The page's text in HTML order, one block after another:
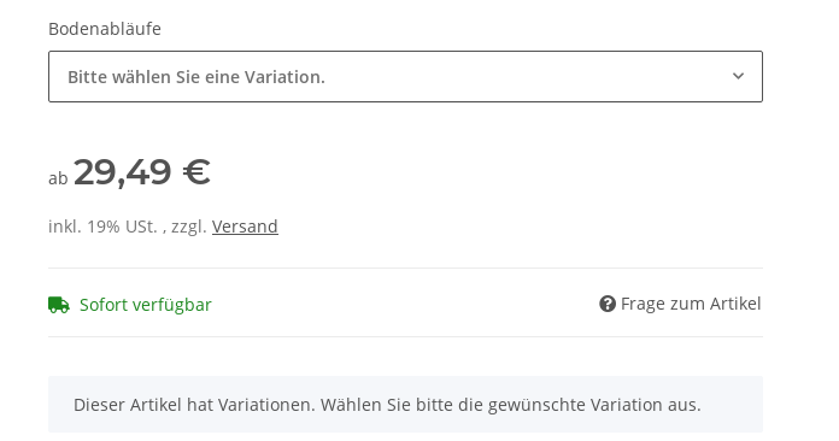
Bodenabläufe
Bitte wählen Sie eine Variation.
ab 29,49 €
inkl. 19% USt. , zzgl. Versand
Sofort verfügbar Frage zum Artikel
x
Dieser Artikel hat Variationen. Wählen Sie bitte die gewünschte Variation aus.